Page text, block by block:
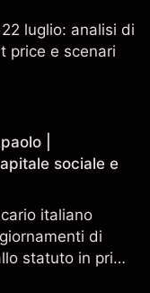
luglio: analisi di
price e scenari
|
sociale e
italiano
di
statuto in primo
terze parti e